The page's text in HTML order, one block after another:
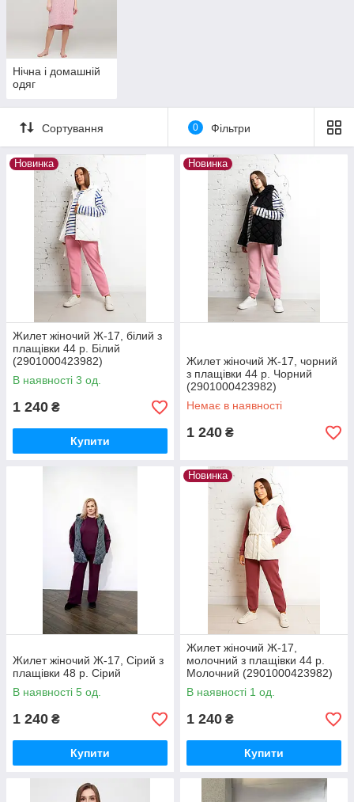
Нічна і домашній
одяг
Сортування 0 Фільтри
Новинка
Жилет жіночий Ж-17, білий з
плащівки 44 р. Білий
(2901000423982)
В наявності 3 од.
1 240 ₴
Купити
Новинка
Жилет жіночий Ж-17, чорний
з плащівки 44 р. Чорний
(2901000423982)
Немає в наявності
1 240 ₴
Жилет жіночий Ж-17, Сірий з
плащівки 48 р. Сірий
В наявності 5 од.
1 240 ₴
Купити
Новинка
Жилет жіночий Ж-17,
молочний з плащівки 44 р.
Молочний (2901000423982)
В наявності 1 од.
1 240 ₴
Купити